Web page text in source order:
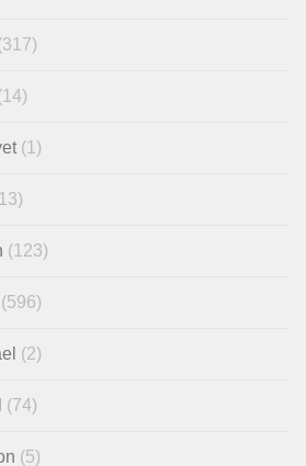
(1)
(123)
(596)
(2)
(74)
(5)